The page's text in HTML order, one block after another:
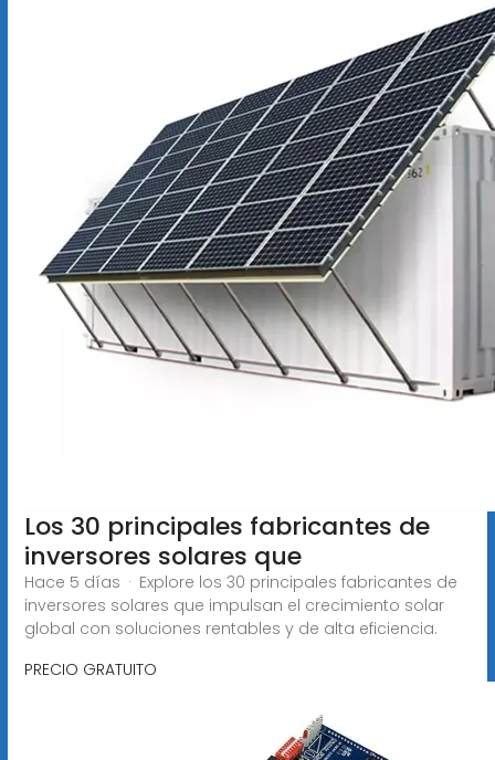
Los 30 principales fabricantes de
inversores solares que
Hace 5 días · Explore los 30 principales fabricantes de
inversores solares que impulsan el crecimiento solar
global con soluciones rentables y de alta eficiencia.
PRECIO GRATUITO